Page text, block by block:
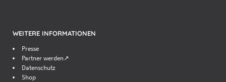
WEITERE INFORMATIONEN
Presse
Partner werden↗
Datenschutz
Shop